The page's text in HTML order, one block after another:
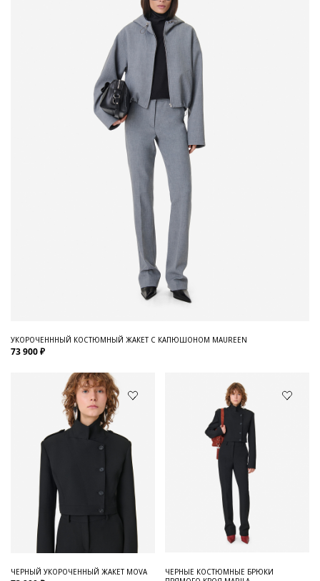
УКОРОЧЕНННЫЙ КОСТЮМНЫЙ ЖАКЕТ С КАПЮШОНОМ MAUREEN
73 900 ₽
ЧЕРНЫЙ УКОРОЧЕННЫЙ ЖАКЕТ MOVA
ЧЕРНЫЕ КОСТЮМНЫЕ БРЮКИ